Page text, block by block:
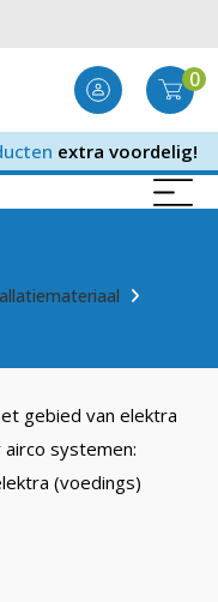
0
extra voordelig!
gebied van elektra
systemen:
(voedings)